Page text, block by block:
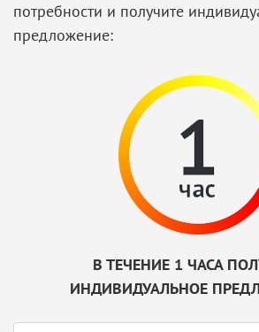
потребности и получите
предложение:
В ТЕЧЕНИЕ 1 ЧАСА
ИНДИВИДУАЛЬНОЕ